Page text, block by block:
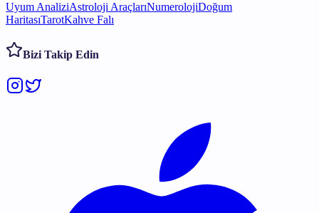
Uyum AnaliziAstroloji AraçlarıNumerolojiDoğum
HaritasıTarotKahve Falı
Bizi Takip Edin